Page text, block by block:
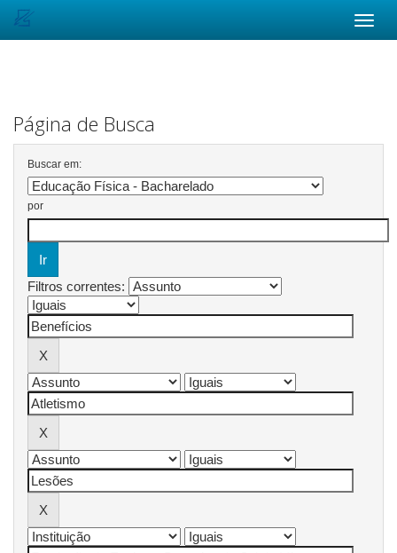
Página de Busca
Buscar em:
por
Filtros correntes: